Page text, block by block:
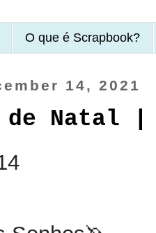
O que é Scrapbook?
14, 2021
de Natal